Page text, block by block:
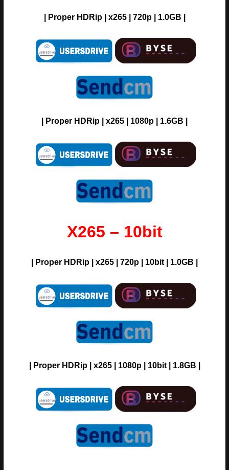
| Proper HDRip | x265 | 720p | 1.0GB |
| Proper HDRip | x265 | 1080p | 1.6GB |
X265 – 10bit
| Proper HDRip | x265 | 720p | 10bit | 1.0GB |
| Proper HDRip | x265 | 1080p | 10bit | 1.8GB |